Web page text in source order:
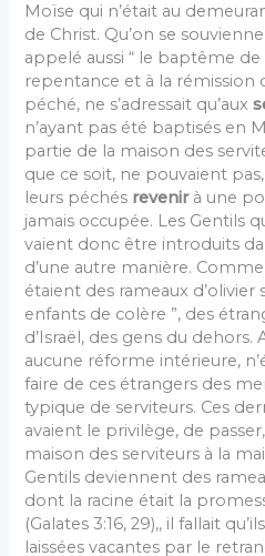
Moïse qui n’était au
de Christ. Qu’on se
appelé aussi “ le baptême de
repentance et à la rémission
péché, ne s’adressait qu’aux
n’ayant pas été baptisés en
partie de la maison des
que ce soit, ne pouvaient
leurs péchés revenirà une
jamais occupée. Les Gentils
vaient donc être introduits
d’une autre manière.
étaient des rameaux d’olivier
enfants de colère ”, des
d’Israël, des gens du
aucune réforme inté­rieure,
faire de ces étrangers des
typique de serviteurs. Ces
avaient le privilège, de
maison des serviteurs à la
Gentils deviennent des
dont la racine était la
(Galates 3:16, 29),, il fallait
laissées vacantes par le